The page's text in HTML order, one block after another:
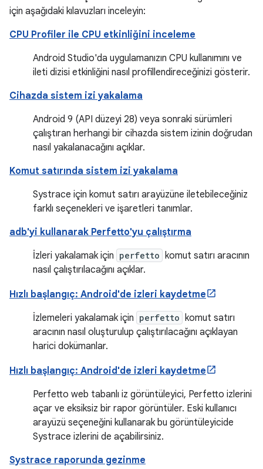
için aşağıdaki kılavuzları inceleyin:
CPU Profiler ile CPU etkinliğini inceleme
Android Studio'da uygulamanızın CPU kullanımını ve
ileti dizisi etkinliğini nasıl profillendireceğinizi gösterir.
Cihazda sistem izi yakalama
Android 9 (API düzeyi 28) veya sonraki sürümleri
çalıştıran herhangi bir cihazda sistem izinin doğrudan
nasıl yakalanacağını açıklar.
Komut satırında sistem izi yakalama
Systrace için komut satırı arayüzüne iletebileceğiniz
farklı seçenekleri ve işaretleri tanımlar.
adb'yi kullanarak Perfetto'yu çalıştırma
İzleri yakalamak için perfetto komut satırı aracının
nasıl çalıştırılacağını açıklar.
Hızlı başlangıç: Android'de izleri kaydetme
İzlemeleri yakalamak için perfetto komut satırı
aracının nasıl oluşturulup çalıştırılacağını açıklayan
harici dokümanlar.
Hızlı başlangıç: Android'de izleri kaydetme
Perfetto web tabanlı iz görüntüleyici, Perfetto izlerini
açar ve eksiksiz bir rapor görüntüler. Eski kullanıcı
arayüzü seçeneğini kullanarak bu görüntüleyicide
Systrace izlerini de açabilirsiniz.
Systrace raporunda gezinme